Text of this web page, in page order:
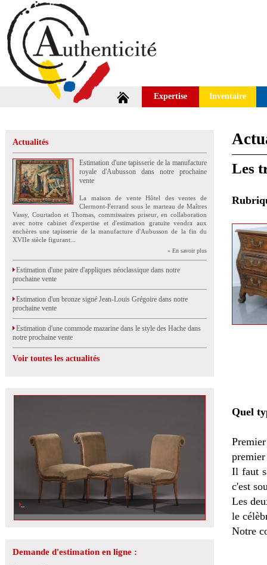
Expertise Inventaire
Actualités
Estimation d'une tapisserie de la manufacture
royale d'Aubusson dans notre prochaine
vente
La maison de vente Hôtel des ventes de
Clermont-Ferrand sous le marteau de Maîtres
Vassy, Courtadon et Thomas, commissaires priseur, en collaboration
avec notre cabinet d'expertise et d'estimation gratuite vendra aux
enchères une tapisserie de la manufacture d'Aubusson de la fin du
XVIIe siècle figurant...
» En savoir plus
Estimation d'une paire d'appliques néoclassique dans notre
prochaine vente
Estimation d'un bronze signé Jean-Louis Grégoire dans notre
prochaine vente
Estimation d'une commode mazarine dans le style des Hache dans
notre prochaine vente
Voir toutes les actualités
Estimation d\'une suite de trois chaises d\'Armand-Albert Rateau, vendue à
Demande d'estimation en ligne :
Les
Quel
Il faut
c'est
Les
le
Notre